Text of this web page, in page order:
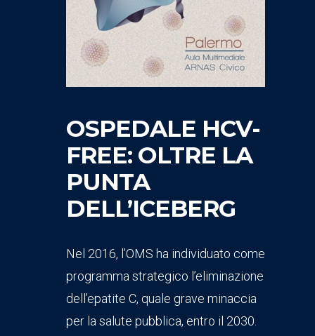
OSPEDALE HCV-
FREE: OLTRE LA
PUNTA
DELL’ICEBERG
Nel 2016, l’OMS ha individuato come
programma strategico l’eliminazione
dell’epatite C, quale grave minaccia
per la salute pubblica, entro il 2030.